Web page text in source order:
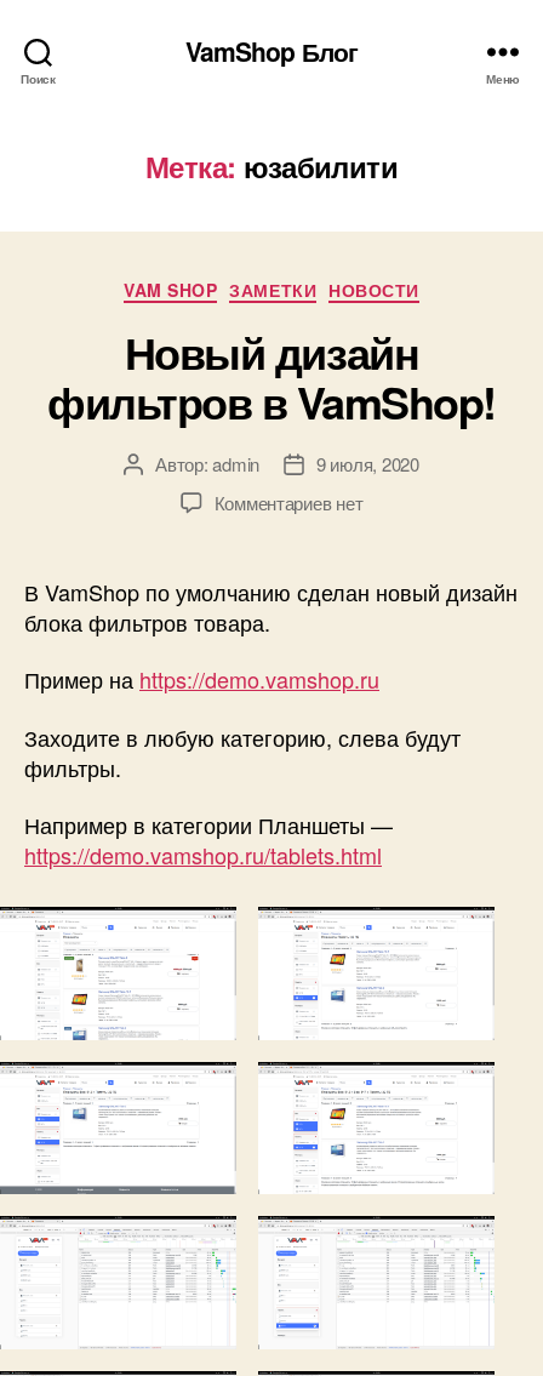
Поиск
VamShop Блог
Меню
Метка: юзабилити
Рубрики
VAM SHOP ЗАМЕТКИ НОВОСТИ
Новый дизайн
фильтров в VamShop!
Автор
записи
Автор:admin
Дата9 июля, 2020
Комментариевк
фильтров
нет
В VamShop по умолчанию сделан новый дизайн
блока фильтров товара.
Пример на https://demo.vamshop.ru
Заходите в любую категорию, слева будут
фильтры.
Например в категории Планшеты —
https://demo.vamshop.ru/tablets.html